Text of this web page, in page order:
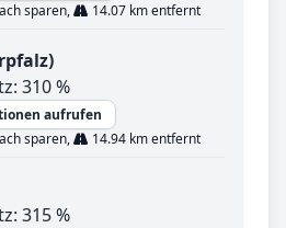
sparen,
14.07 km entfernt
310 %
aufrufen
sparen,
14.94 km entfernt
315 %